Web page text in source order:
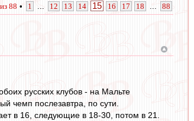
из 88 • 1 12 13 14 15 16 17 18 88
русских клубов - на Мальте
чемп послезавтра, по сути.
в 16, следующие в 18-30, потом в 21.